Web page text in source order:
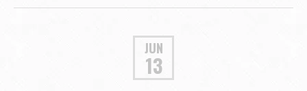
JUN
13